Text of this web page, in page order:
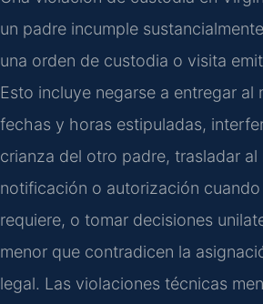
un padre incumple
una orden de custodia o visita
Esto incluye negarse a entregar al
fechas y horas estipuladas,
crianza del otro padre, trasladar al
notificación o autorización
requiere, o tomar decisiones
menor que contradicen la
legal. Las violaciones técnicas